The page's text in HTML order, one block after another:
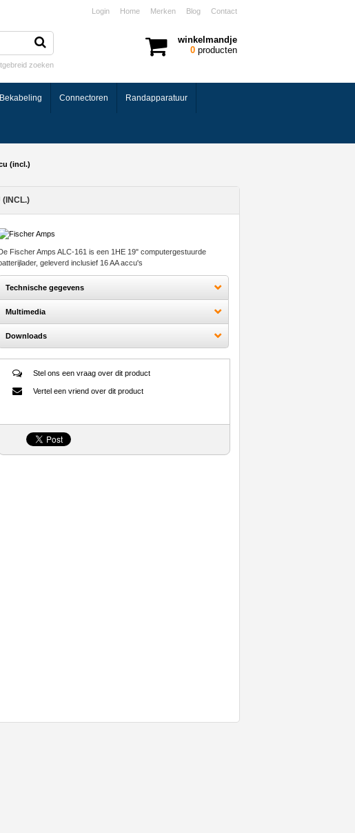
Login Home Merken Blog Contact
winkelmandje
0producten
zoeken
Bekabeling Connectoren Randapparatuur
(incl.)
(INCL.)
Fischer Amps ALC-161 is een 1HE 19" computergestuurde
geleverd inclusief 16 AA accu's
Technische gegevens
Multimedia
Downloads
Vertel een vriend over dit product
Stel ons een vraag over dit product